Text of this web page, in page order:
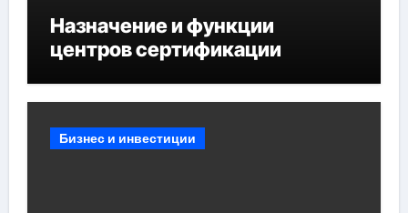
Назначение и функции
центров сертификации
Бизнес и инвестиции